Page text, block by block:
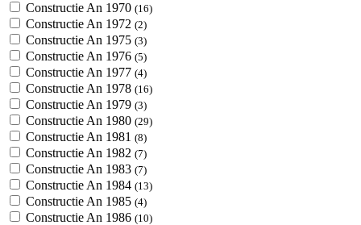
Constructie An 1970 (16)
Constructie An 1972 (2)
Constructie An 1975 (3)
Constructie An 1976 (5)
Constructie An 1977 (4)
Constructie An 1978 (16)
Constructie An 1979 (3)
Constructie An 1980 (29)
Constructie An 1981 (8)
Constructie An 1982 (7)
Constructie An 1983 (7)
Constructie An 1984 (13)
Constructie An 1985 (4)
Constructie An 1986 (10)